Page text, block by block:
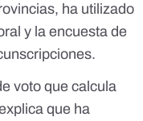
ha utilizado
y la encuesta de
voto que calcula
que ha